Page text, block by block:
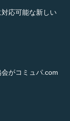
応可能な新しい
がコミュパ.com